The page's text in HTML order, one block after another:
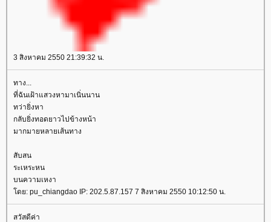
3 สิงหาคม 2550 21:39:32 น.
ทาง...
ที่ฉันเฝ้าแสวงหามาเนิ่นนาน
ทว่ายิ่งหา
กลับยิ่งทอดยาวไปข้างหน้า
มากมายหลายเส้นทาง
สับสน
ระเหระหน
บนความเหงา
ดย: pu_chiangdao IP: 202.5.87.157 7 สิงหาคม 2550 10:12:50 น.
สวัสดีค่า